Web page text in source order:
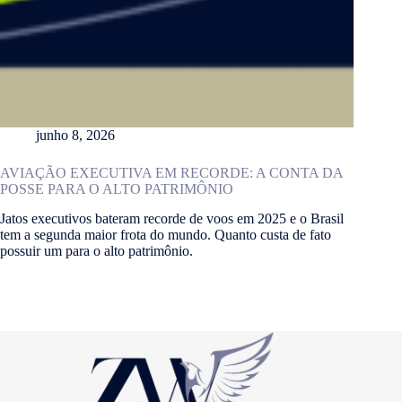
junho 8, 2026
AVIAÇÃO EXECUTIVA EM RECORDE: A CONTA DA
POSSE PARA O ALTO PATRIMÔNIO
Jatos executivos bateram recorde de voos em 2025 e o Brasil
tem a segunda maior frota do mundo. Quanto custa de fato
possuir um para o alto patrimônio.